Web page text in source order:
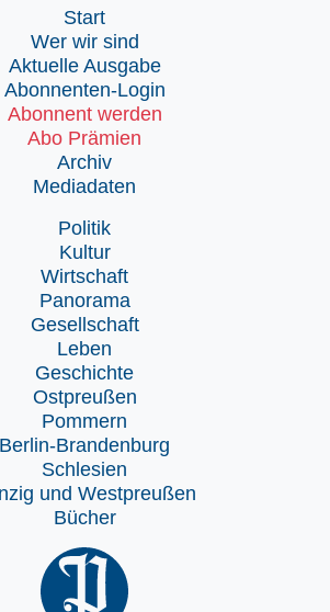
Start
Wer wir sind
Aktuelle Ausgabe
Abonnenten-Login
Abonnent werden
Abo Prämien
Archiv
Mediadaten
Politik
Kultur
Wirtschaft
Panorama
Gesellschaft
Leben
Geschichte
Ostpreußen
Pommern
Berlin-Brandenburg
Schlesien
und Westpreußen
Bücher